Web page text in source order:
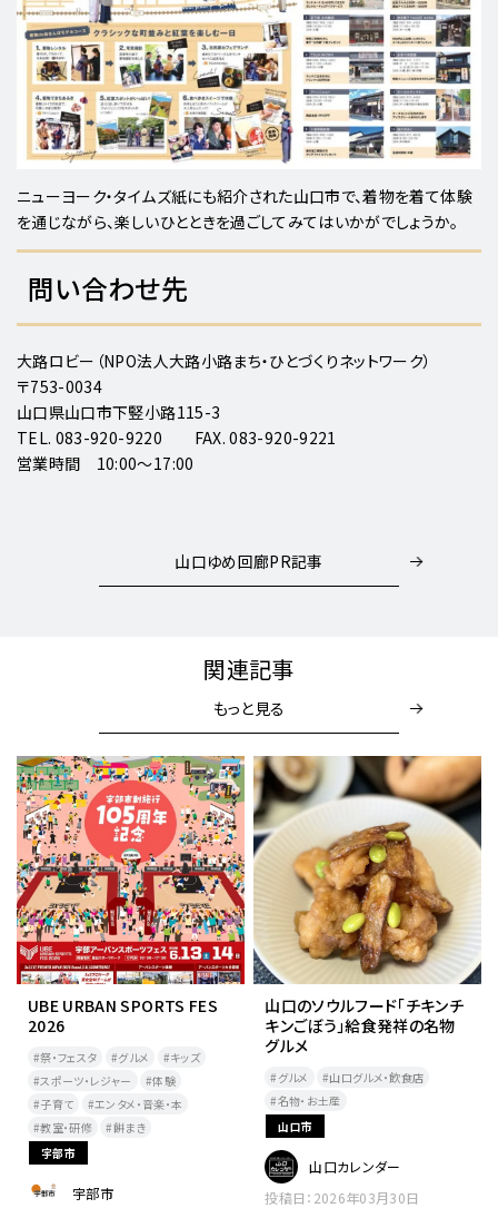
ニューヨーク・タイムズ紙にも紹介された山口市で、着物を着て体験
を通じながら、楽しいひとときを過ごしてみてはいかがでしょうか。
問い合わせ先
大路ロビー（NPO法人大路小路まち・ひとづくりネットワーク）
〒753-0034
山口県山口市下竪小路115-3
TEL. 083-920-9220 FAX. 083-920-9221
営業時間 10:00～17:00
山口ゆめ回廊PR記事
関連記事
もっと見る
UBE URBAN SPORTS FES
2026
祭・フェスタ グルメ
キッズ
スポーツ・レジャー
体験
子育て
エンタメ・音楽・本
教室・研修
餅まき​
宇部市
宇部市
山口のソウルフード「チキンチ
キンごぼう」給食発祥の名物
グルメ
グルメ
山口グルメ・飲食店
名物・お土産
山口市
山口カレンダー
投稿日：2026年03月30日